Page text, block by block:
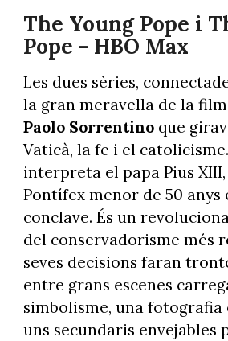
The Young Pope i
Pope - HBO Max
Les dues sèries,
la gran meravella de la
Paolo Sorrentinoque
Vaticà, la fe i el catolicisme.
interpreta el papa Pius
Pontífex menor de 50
conclave. És un
del conservadorisme més
seves decisions faran
entre grans escenes
simbolisme, una fotografia
uns secundaris envejables